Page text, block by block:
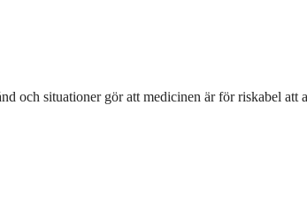
och situationer gör att medicinen är för riskabel att